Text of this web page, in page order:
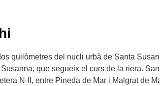
quilòmetres del nucli urbà de Santa
que segueix el curs de la riera.
N-II, entre Pineda de Mar i Malgrat de